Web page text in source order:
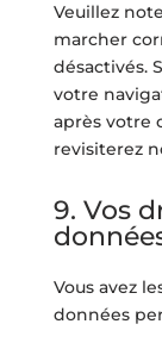
Veuillez
marcher
désactivés.
votre
après votre
revisiterez
9. Vos
Vous avez
données